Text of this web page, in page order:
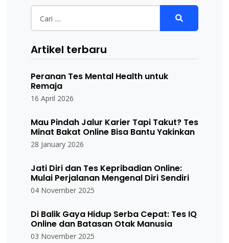
Artikel terbaru
Peranan Tes Mental Health untuk
Remaja
16 April 2026
Mau Pindah Jalur Karier Tapi Takut? Tes
Minat Bakat Online Bisa Bantu Yakinkan
28 January 2026
Jati Diri dan Tes Kepribadian Online:
Mulai Perjalanan Mengenal Diri Sendiri
04 November 2025
Di Balik Gaya Hidup Serba Cepat: Tes IQ
Online dan Batasan Otak Manusia
03 November 2025